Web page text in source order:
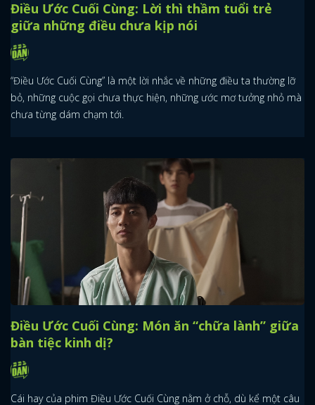
Điều Ước Cuối Cùng: Lời thì thầm tuổi trẻ
giữa những điều chưa kịp nói
“Điều Ước Cuối Cùng” là một lời nhắc về những điều ta thường lỡ
bỏ, những cuộc gọi chưa thực hiện, những ước mơ tưởng nhỏ mà
chưa từng dám chạm tới.
Điều Ước Cuối Cùng: Món ăn “chữa lành” giữa
bàn tiệc kinh dị?
Cái hay của phim Điều Ước Cuối Cùng nằm ở chỗ, dù kể một câu